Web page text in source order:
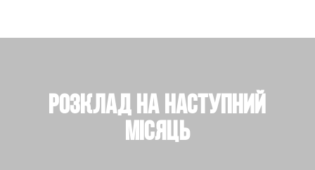
Розклад на наступний
місяць